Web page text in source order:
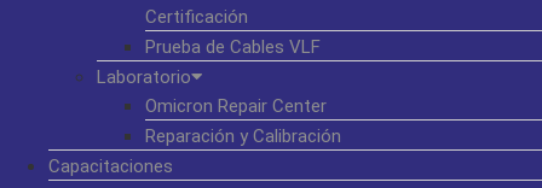
Certificación
Prueba de Cables VLF
Laboratorio
Omicron Repair Center
Reparación y Calibración
Capacitaciones